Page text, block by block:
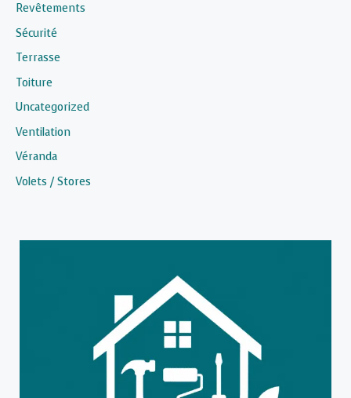
Revêtements
Sécurité
Terrasse
Toiture
Uncategorized
Ventilation
Véranda
Volets / Stores